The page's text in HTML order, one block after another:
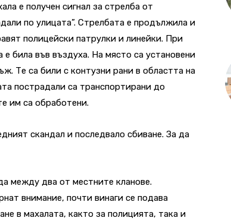
е получен сигнал за стрелба от
по улицата”. Стрелбата е продължила и
полицейски патрулки и линейки. При
била във въздуха. На място са установени
Те са били с контузни рани в областта на
пострадали са транспортирани до
им са обработени.
скандал и последвало сбиване. За да
между два от местните кланове.
внимание, почти винаги се подава
в махалата, както за полицията, така и